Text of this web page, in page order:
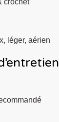
crochet
léger, aérien